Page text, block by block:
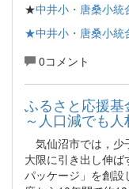
★中井小・唐桑小
★中井小・唐桑小統
0コメント
ふるさと応援
～人口減でも
気仙沼市では，少
大限に引き出し伸
パッケージ」を創